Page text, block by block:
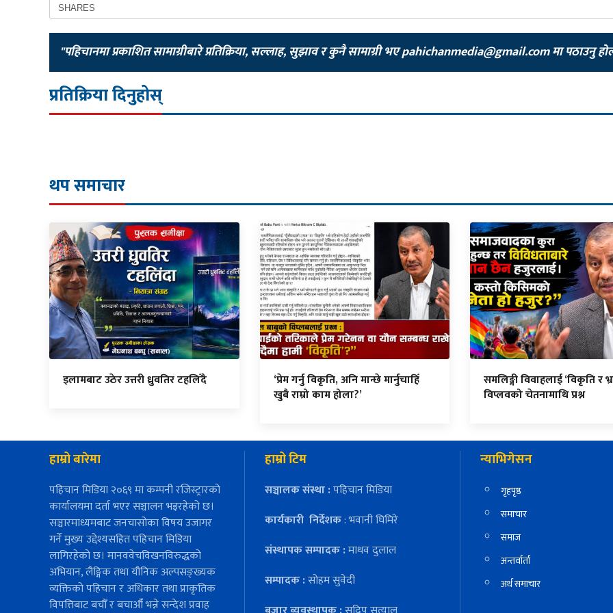
SHARES
"पहिचानमा प्रकाशित सामाग्रीबारे प्रतिक्रिया, सल्लाह, सुझाव र कुनै सामाग्री भएpahichanmedia@gmail.comमा पठाउनु
प्रतिक्रिया दिनुहोस्
थप समाचार
इलामबाट उठेर उत्तरी ध्रुवतिर टहलिँदै
‘प्रेम गर्नु विकृति, अनि मान्छे मार्नुचाहिँ
खुबै राम्रो काम होला?’
समलिङ्गी विवाहलाई ‘विकृति र
विप्लवको चेतनामाथि प्रश्न
हाम्रो बारेमा
पहिचान मिडिया २०६९ मा कम्पनी रजिस्ट्रारको
कार्यालयमा दर्ता भएर सञ्चालन भइरहेको छ।
सञ्चारमाध्यमबाट जनचासोका विषय उजागर
गर्ने मुख्य उद्देश्यसहित पहिचान मिडिया
लागिरहेको छ। मानववेचविखनविरुद्धको
अभियान, लैङ्गिक तथा यौनिक अल्पसङ्ख्यक
व्यक्तिको पहिचान र अधिकार तथा प्राकृतिक
विपत्तिबाट बचौँ र बचाऔँ भन्ने सन्देश प्रवाह
हाम्रो टिम
सञ्चालक संस्था :पहिचान मिडिया
कार्यकारी निर्देशक: भवानी घिमिरे
संस्थापक सम्पादक :माधव दुलाल
सम्पादक :सोहम सुवेदी
न्याभिगेसन
गृहपृष्ठ
समाचार
समाज
अन्तर्वार्ता
अर्थ समाचार